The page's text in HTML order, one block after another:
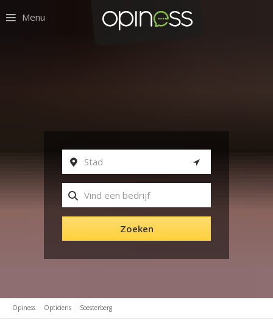
Menu
Zoeken
Opiness Opticiens Soesterberg